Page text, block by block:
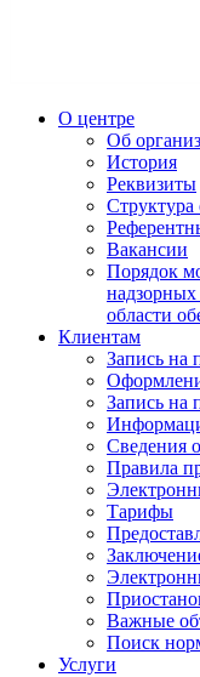
О центре
Об
История
Реквизиты
Структура
Вакансии
Порядок
области
Клиентам
Запись на
Запись на
Сведения
Правила
Тарифы
Важные
Поиск
Услуги